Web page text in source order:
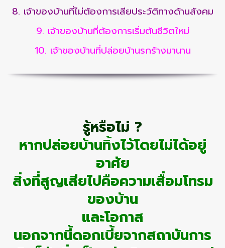
8. เจ้าของบ้านที่ไม่ต้องการเสียประวัติทางด้านสังคม
9. เจ้าของบ้านที่ต้องการเริ่มต้นชีวิตใหม่
10. เจ้าของบ้านที่ปล่อยบ้านรกร้างมานาน
รู้หรือไม่ ?
หากปล่อยบ้านทิ้งไว้โดยไม่ได้อยู่
อาศัย
สิ่งที่สูญเสียไปคือความเสื่อมโทรม
ของบ้าน
และโอกาส
นอกจากนี้ดอกเบี้ยจากสถาบันการ